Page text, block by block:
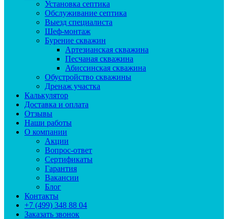
Установка септика
Обслуживание септика
Выезд специалиста
Шеф-монтаж
Бурение скважин
Артезианская скважина
Песчаная скважина
Абиссинская скважина
Обустройство скважины
Дренаж участка
Калькулятор
Доставка и оплата
Отзывы
Наши работы
О компании
Акции
Вопрос-ответ
Сертификаты
Гарантия
Вакансии
Блог
Контакты
+7 (499) 348 88 04
Заказать звонок